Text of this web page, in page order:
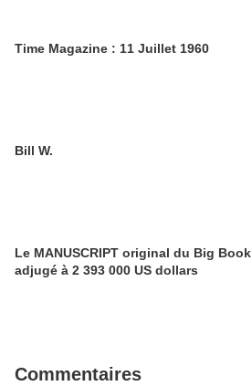
Time Magazine : 11 Juillet 1960
Bill W.
Le MANUSCRIPT original du Big Book
adjugé à 2 393 000 US dollars
Commentaires